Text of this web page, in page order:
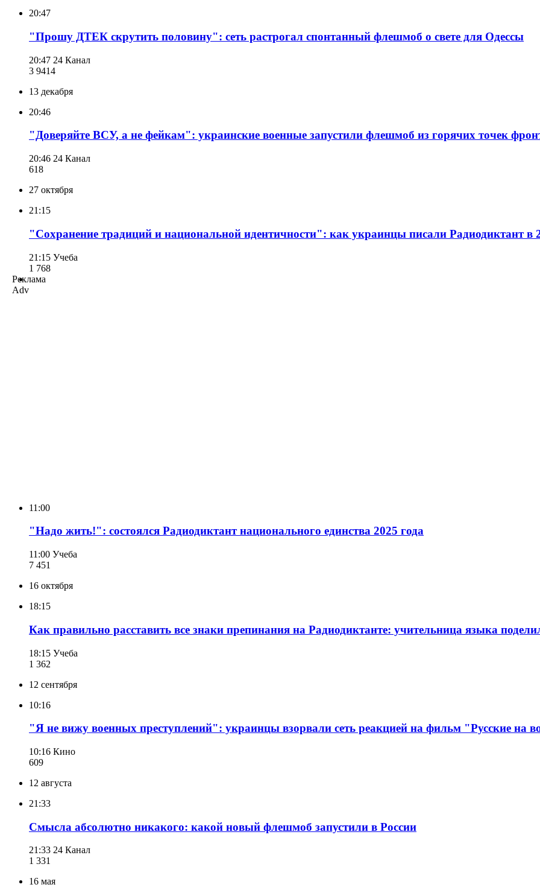
20:47
"Прошу ДТЕК скрутить половину": сеть растрогал спонтанный флешмоб о свете для Одессы
20:47 24 Канал
3 9414
13 декабря
20:46
"Доверяйте ВСУ, а не фейкам": украинские военные запустили флешмоб из горячих точек
20:46 24 Канал
618
27 октября
21:15
"Сохранение традиций и национальной идентичности": как украинцы писали Радиодиктант в
21:15 Учеба
1 768
Реклама
Adv
11:00
"Надо жить!": состоялся Радиодиктант национального единства 2025 года
11:00 Учеба
7 451
16 октября
18:15
Как правильно расставить все знаки препинания на Радиодиктанте: учительница языка
18:15 Учеба
1 362
12 сентября
10:16
"Я не вижу военных преступлений": украинцы взорвали сеть реакцией на фильм "Русские на
10:16 Кино
609
12 августа
21:33
Смысла абсолютно никакого: какой новый флешмоб запустили в России
21:33 24 Канал
1 331
16 мая